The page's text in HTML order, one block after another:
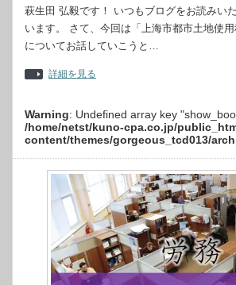
萩生田 弘毅です！ いつもブログをお読みい
います。 さて、今回は「上海市都市土地使用
についてお話していこうと…
詳細を見る
Warning: Undefined array key
/home/netst/kuno-cpa.co.jp/
content/themes/gorgeous_tcd013/